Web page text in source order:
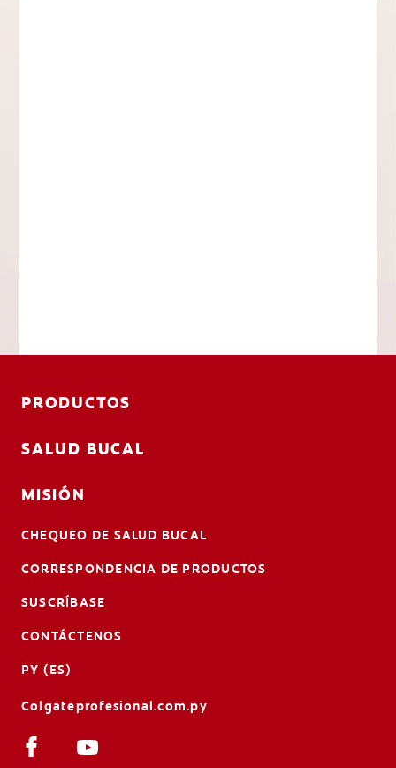
PRODUCTOS
SALUD BUCAL
MISIÓN
CHEQUEO DE SALUD BUCAL
CORRESPONDENCIA DE PRODUCTOS
SUSCRÍBASE
CONTÁCTENOS
PY (ES)
Colgateprofesional.com.py